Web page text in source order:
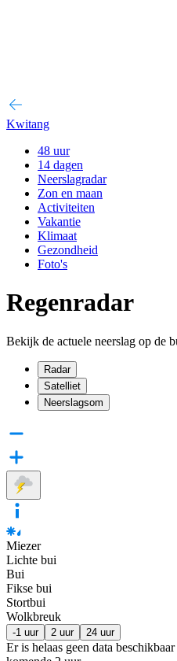
Kwitang
48 uur
14 dagen
Neerslagradar
Zon en maan
Activiteiten
Vakantie
Klimaat
Gezondheid
Foto's
Regenradar
Bekijk de actuele neerslag op de
Radar
Satelliet
Neerslagsom
Miezer
Lichte bui
Bui
Fikse bui
Stortbui
Wolkbreuk
-1 uur 2 uur 24 uur
Er is helaas geen data